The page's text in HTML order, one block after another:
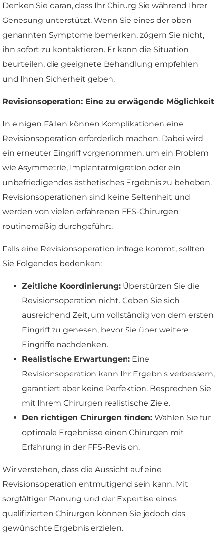
Denken Sie daran, dass Ihr Chirurg Sie während Ihrer
Genesung unterstützt. Wenn Sie eines der oben
genannten Symptome bemerken, zögern Sie nicht,
ihn sofort zu kontaktieren. Er kann die Situation
beurteilen, die geeignete Behandlung empfehlen
und Ihnen Sicherheit geben.
Revisionsoperation: Eine zu erwägende Möglichkeit
In einigen Fällen können Komplikationen eine
Revisionsoperation erforderlich machen. Dabei wird
ein erneuter Eingriff vorgenommen, um ein Problem
wie Asymmetrie, Implantatmigration oder ein
unbefriedigendes ästhetisches Ergebnis zu beheben.
Revisionsoperationen sind keine Seltenheit und
werden von vielen erfahrenen FFS-Chirurgen
routinemäßig durchgeführt.
Falls eine Revisionsoperation infrage kommt, sollten
Sie Folgendes bedenken:
Zeitliche Koordinierung: Überstürzen Sie die
Revisionsoperation nicht. Geben Sie sich
ausreichend Zeit, um vollständig von dem ersten
Eingriff zu genesen, bevor Sie über weitere
Eingriffe nachdenken.
Realistische Erwartungen: Eine
Revisionsoperation kann Ihr Ergebnis verbessern,
garantiert aber keine Perfektion. Besprechen Sie
mit Ihrem Chirurgen realistische Ziele.
Den richtigen Chirurgen finden: Wählen Sie für
optimale Ergebnisse einen Chirurgen mit
Erfahrung in der FFS-Revision.
Wir verstehen, dass die Aussicht auf eine
Revisionsoperation entmutigend sein kann. Mit
sorgfältiger Planung und der Expertise eines
qualifizierten Chirurgen können Sie jedoch das
gewünschte Ergebnis erzielen.